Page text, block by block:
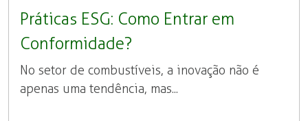
Práticas ESG: Como Entrar em
Conformidade?
No setor de combustíveis, a inovação não é
apenas uma tendência, mas...